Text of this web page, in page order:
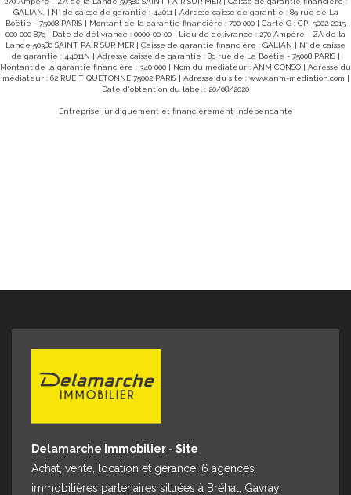
différents modèles offrent un jardin
Idéal pied-à-terre en
secondaire ou investissement
ces bien livré clé en main. Nous
tarifs et pour de plus amples
ou au 02 33 46 96 79
www.georisques.gouv.fr" Pour visiter
DELAMARCHE
GALIAN. | N° de caisse de garantie : 44011 | Adresse caisse de garantie : 89 rue de La
Boëtie - 75008 PARIS | Montant de la garantie financière : 700 000 | Carte G : CPI 5002 2015
000 000 879 | Date de délivrance : 0000-00-00 | Lieu de délivrance : 270 Ampère - ZA de la
Lande 50380 SAINT PAIR SUR MER | Caisse de garantie financière : GALIAN | N° de caisse
de garantie : 44011N | Adresse caisse de garantie : 89 rue de La Boëtie - 75008 PARIS |
Montant de la garantie financière : 340 000 | Nom du médiateur : ANM CONSO | Adresse du
médiateur : 62 RUE TIQUETONNE 75002 PARIS | Adresse du site : www.anm-mediation.com
Date d'obtention du label : 20/08/2020
Entreprise juridiquement et financièrement indépendante
Delamarche Immobilier - Site
Achat, vente, location et gérance. 6 agences
immobilières partenaires situées à Bréhal, Gavray,